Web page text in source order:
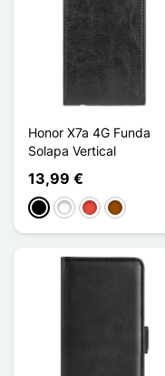
Honor X7a 4G Funda
Solapa Vertical
13,99 €
NegroBlancoRojoMarrón